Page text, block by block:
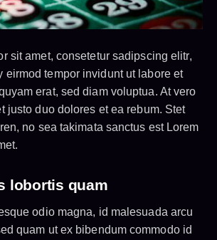
sit amet, consetetur sadipscing elitr,
eirmod tempor invidunt ut labore et
erat, sed diam voluptua. At vero
justo duo dolores et ea rebum. Stet
no sea takimata sanctus est Lorem
lobortis quam
odio magna, id malesuada arcu
quam ut ex bibendum commodo id